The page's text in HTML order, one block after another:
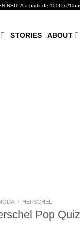
a partir de 100€.)
STORIES ABOUT
/ HERSCHEL
Pop